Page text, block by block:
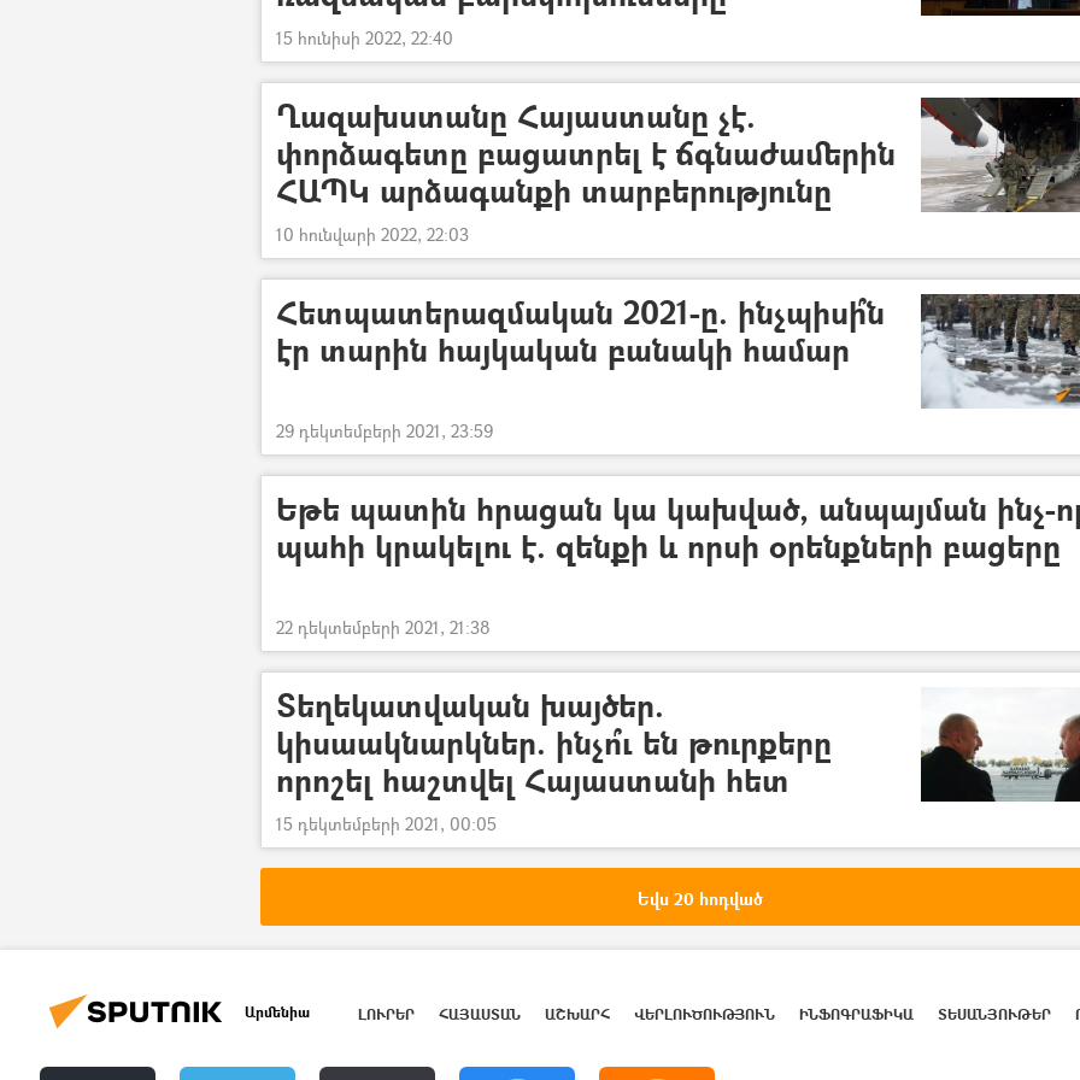
15 հունիսի 2022, 22:40
Ղազախստանը Հայաստանը չէ.
փորձագետը բացատրել է ճգնաժամերին
ՀԱՊԿ արձագանքի տարբերությունը
10 հունվարի 2022, 22:03
Հետպատերազմական 2021-ը. ինչպիսի՞ն
էր տարին հայկական բանակի համար
29 դեկտեմբերի 2021, 23:59
Եթե պատին հրացան կա կախված, անպայման ինչ-
պահի կրակելու է. զենքի և որսի օրենքների բացերը
22 դեկտեմբերի 2021, 21:38
Տեղեկատվական խայծեր.
կիսաակնարկներ. ինչո՞ւ են թուրքերը
որոշել հաշտվել Հայաստանի հետ
15 դեկտեմբերի 2021, 00:05
Եվս 20 հոդված
Արմենիա ԼՈՒՐԵՐ ՀԱՅԱՍՏԱՆ ԱՇԽԱՐՀ ՎԵՐԼՈՒԾՈՒԹՅՈՒՆ ԻՆՖՈԳՐԱՖԻԿԱ ՏԵՍԱՆՅՈՒԹԵՐ